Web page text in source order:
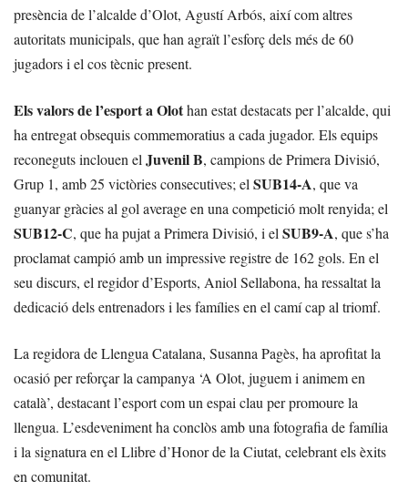
presència de l’alcalde d’Olot, Agustí Arbós, així com altres
autoritats municipals, que han agraït l’esforç dels més de 60
jugadors i el cos tècnic present.
Els valors de l’esport a Olothan estat destacats per l’alcalde, qui
ha entregat obsequis commemoratius a cada jugador. Els equips
reconeguts inclouen el Juvenil B, campions de Primera Divisió,
Grup 1, amb 25 victòries consecutives; el SUB14-A, que va
guanyar gràcies al gol average en una competició molt renyida; el
SUB12-C, que ha pujat a Primera Divisió, i el SUB9-A, que s’ha
proclamat campió amb un impressive registre de 162 gols. En el
seu discurs, el regidor d’Esports, Aniol Sellabona, ha ressaltat la
dedicació dels entrenadors i les famílies en el camí cap al triomf.
La regidora de Llengua Catalana, Susanna Pagès, ha aprofitat la
ocasió per reforçar la campanya ‘A Olot, juguem i animem en
català’, destacant l’esport com un espai clau per promoure la
llengua. L’esdeveniment ha conclòs amb una fotografia de família
i la signatura en el Llibre d’Honor de la Ciutat, celebrant els èxits
en comunitat.